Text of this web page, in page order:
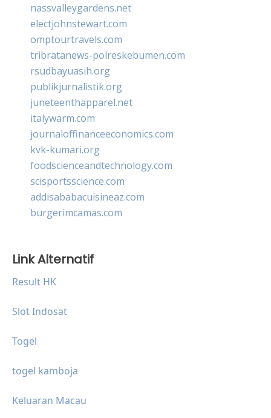
nassvalleygardens.net
electjohnstewart.com
omptourtravels.com
tribratanews-polreskebumen.com
rsudbayuasih.org
publikjurnalistik.org
juneteenthapparel.net
italywarm.com
journaloffinanceeconomics.com
kvk-kumari.org
foodscienceandtechnology.com
scisportsscience.com
addisababacuisineaz.com
burgerimcamas.com
Link Alternatif
Result HK
Slot Indosat
Togel
togel kamboja
Keluaran Macau